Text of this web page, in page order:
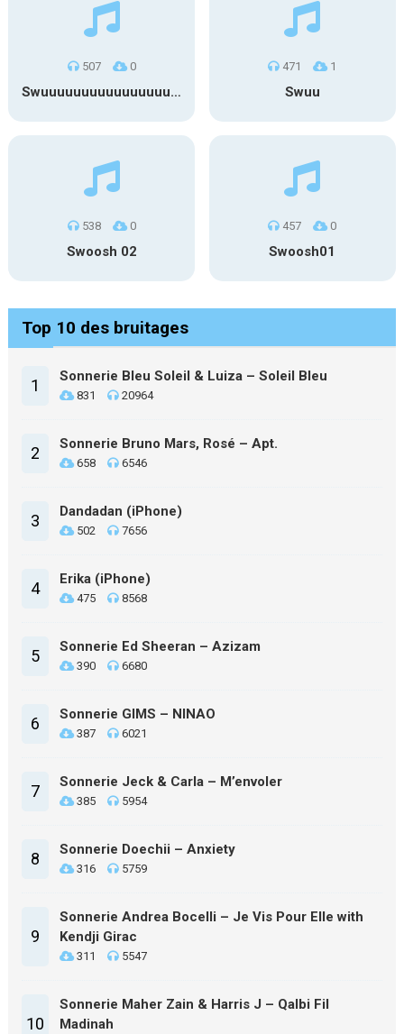
507 0
Swuuuuuuuuuuuuuuuuuuuuuu
471 1
Swuu
538 0
Swoosh 02
457 0
Swoosh01
Top 10 des bruitages
1 Sonnerie Bleu Soleil & Luiza – Soleil Bleu
831 20964
2 Sonnerie Bruno Mars, Rosé – Apt.
658 6546
3 Dandadan (iPhone)
502 7656
4 Erika (iPhone)
475 8568
5 Sonnerie Ed Sheeran – Azizam
390 6680
6 Sonnerie GIMS – NINAO
387 6021
7 Sonnerie Jeck & Carla – M’envoler
385 5954
8 Sonnerie Doechii – Anxiety
316 5759
9
Sonnerie Andrea Bocelli – Je Vis Pour Elle with
Kendji Girac
311 5547
10
Sonnerie Maher Zain & Harris J – Qalbi Fil
Madinah